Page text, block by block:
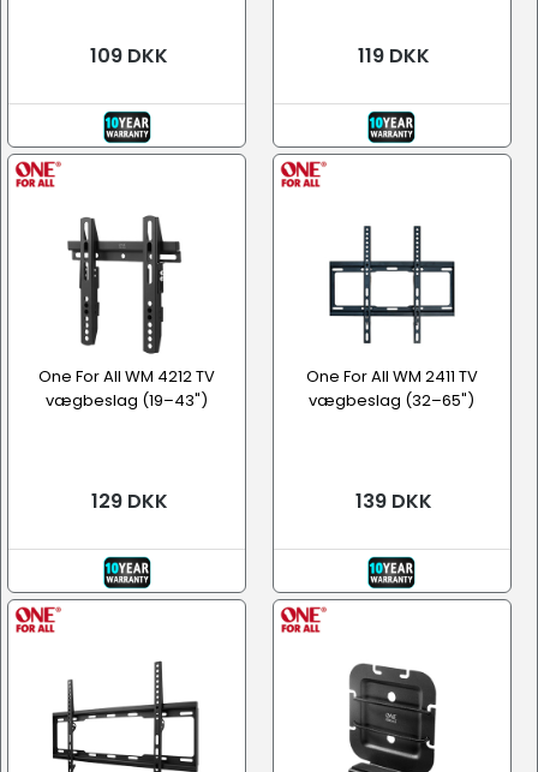
109 DKK 119 DKK
One For All WM 4212 TV
vægbeslag (19–43")
129 DKK
One For All WM 2411 TV
vægbeslag (32–65")
139 DKK